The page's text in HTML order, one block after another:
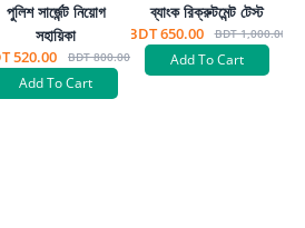
পুলিশ সার্জেন্ট নিয়োগ
সহায়িকা
520.00 BDT 800.00
Add To Cart
ব্যাংক রিক্রুটমেন্ট টেস্ট
BDT 650.00 BDT 1,000.00
Add To Cart